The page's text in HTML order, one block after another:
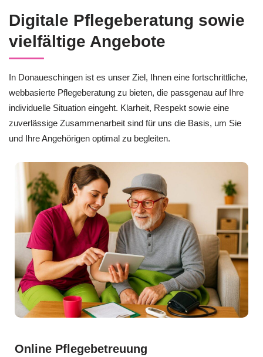
Digitale Pflegeberatung sowie
vielfältige Angebote
In Donaueschingen ist es unser Ziel, Ihnen eine fortschrittliche,
webbasierte Pflegeberatung zu bieten, die passgenau auf Ihre
individuelle Situation eingeht. Klarheit, Respekt sowie eine
zuverlässige Zusammenarbeit sind für uns die Basis, um Sie
und Ihre Angehörigen optimal zu begleiten.
Online Pflegebetreuung